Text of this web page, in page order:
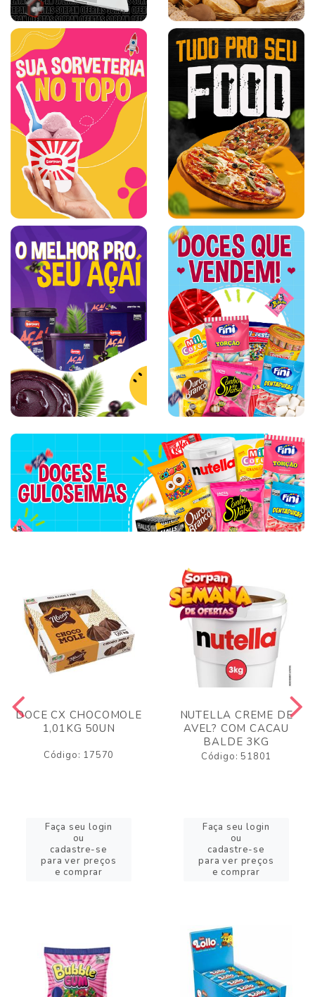
DOCE CX CHOCOMOLE
1,01KG 50UN
Código: 17570
Faça seu login
ou
cadastre-se
para ver preços
e comprar
NUTELLA CREME DE
AVEL? COM CACAU
BALDE 3KG
Código: 51801
Faça seu login
ou
cadastre-se
para ver preços
e comprar